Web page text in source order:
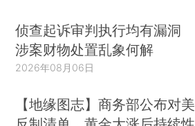
侦查起诉审判执行均有漏洞
涉案财物处置乱象何解
2026年08月06日
【地缘图志】商务部公布对美